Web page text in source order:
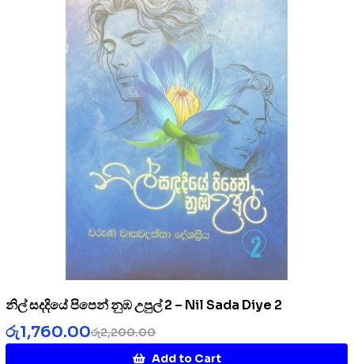
නිල් සදදියේ පිපෙන් නුඹ උපුල් 2 – Nil Sada Diye 2
රු2,200.00
රු1,760.00
Add to Cart